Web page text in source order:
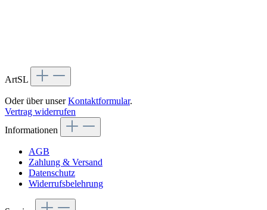
ArtSL
Oder über unserKontaktformular.
Vertrag widerrufen
Informationen
AGB
Zahlung & Versand
Datenschutz
Widerrufsbelehrung